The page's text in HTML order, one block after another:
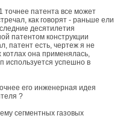
точнее патента все может
как говорят - раньше ели
десятилетия
патентом конструкции
патент есть, чертеж я не
котлах она применялась,
используется успешно в
его инженерная идея
?
сегментных газовых